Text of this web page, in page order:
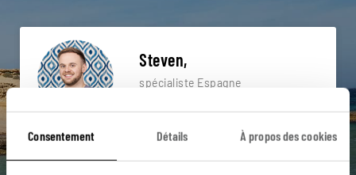
Consentement Détails À propos des cookies
Steven,
spécialiste Espagne
Suivez vos envies et demandez conseils à nos